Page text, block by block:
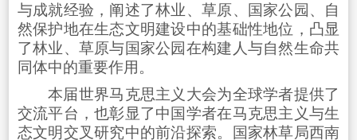
与成就经验，阐述了林业、草原、国家公园、自
然保护地在生态文明建设中的基础性地位，凸显
了林业、草原与国家公园在构建人与自然生命共
同体中的重要作用。
本届世界马克思主义大会为全球学者提供了
交流平台，也彰显了中国学者在马克思主义与生
态文明交叉研究中的前沿探索。国家林草局西南